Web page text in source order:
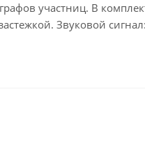
участниц. В
Звуковой